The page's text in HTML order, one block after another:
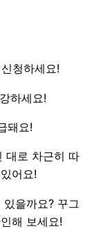
청하세요!
하세요!
돼요!
대로 차근히 따
어요!
을까요? 꾸그
해 보세요!